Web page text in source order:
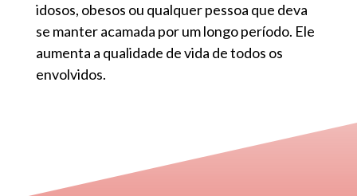
idosos, obesos ou qualquer pessoa que deva
se manter acamada por um longo período. Ele
aumenta a qualidade de vida de todos os
envolvidos.